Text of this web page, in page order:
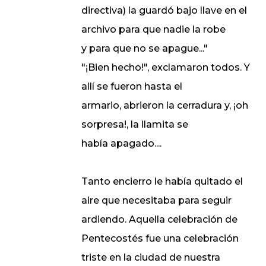
directiva) la guardó bajo llave en el
archivo para que nadie la robe
y para que no se apague..."
"¡Bien hecho!", exclamaron todos. Y
allí se fueron hasta el
armario, abrieron la cerradura y, ¡oh
sorpresa!, la llamita se
había apagado....
Tanto encierro le había quitado el
aire que necesitaba para seguir
ardiendo. Aquella celebración de
Pentecostés fue una celebración
triste en la ciudad de nuestra